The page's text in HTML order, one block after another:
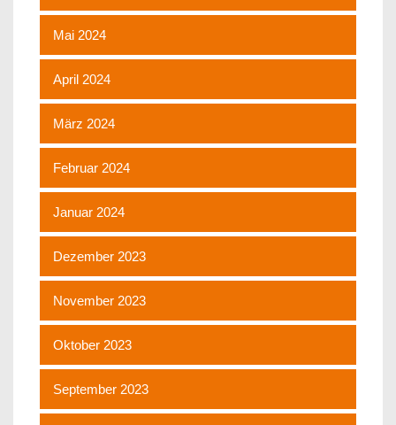
Mai 2024
April 2024
März 2024
Februar 2024
Januar 2024
Dezember 2023
November 2023
Oktober 2023
September 2023